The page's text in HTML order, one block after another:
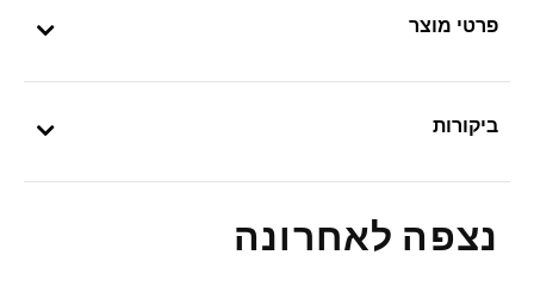
פרטי מוצר
ביקורות
נצפה לאחרונה